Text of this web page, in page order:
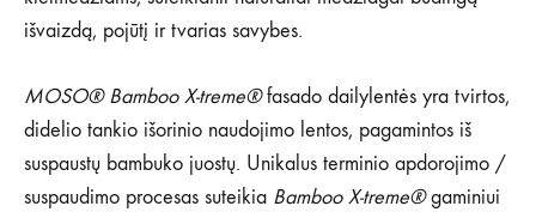
SPRENDIMAS
išvaizdą, pojūtį ir tvarias savybes.
MOSO® Bamboo X-treme®fasado dailylentės yra tvirtos,
didelio tankio išorinio naudojimo lentos, pagamintos iš
suspaustų bambuko juostų. Unikalus terminio apdorojimo /
suspaudimo procesas suteikia Bamboo X-treme®gaminiui